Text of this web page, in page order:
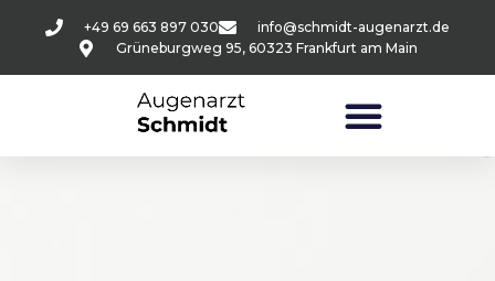
+49 69 663 897 030
info@schmidt-augenarzt.de
Grüneburgweg 95, 60323 Frankfurt am Main